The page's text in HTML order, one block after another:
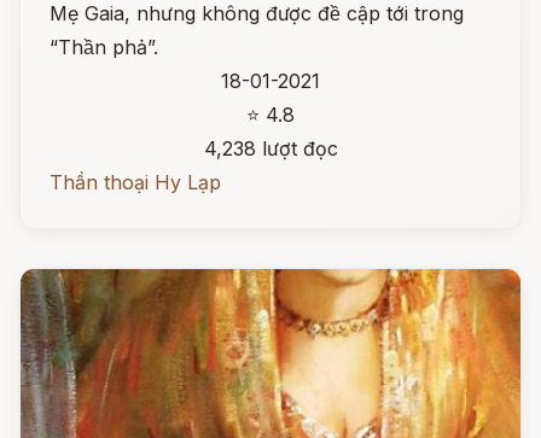
Mẹ Gaia, nhưng không được đề cập tới trong
“Thần phả”.
18-01-2021
⭐ 4.8
4,238 lượt đọc
Thần thoại Hy Lạp